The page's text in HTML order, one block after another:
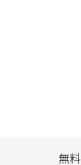
無料